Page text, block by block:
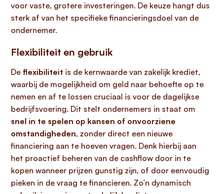
voor vaste, grotere investeringen. De keuze hangt dus
sterk af van het specifieke financieringsdoel van de
ondernemer.
Flexibiliteit en gebruik
De flexibiliteit is de kernwaarde van zakelijk krediet,
waarbij de mogelijkheid om geld naar behoefte op te
nemen en af te lossen cruciaal is voor de dagelijkse
bedrijfsvoering. Dit stelt ondernemers in staat om
snel in te spelen op kansen of onvoorziene
omstandigheden, zonder direct een nieuwe
financiering aan te hoeven vragen. Denk hierbij aan
het proactief beheren van de cashflow door in te
kopen wanneer prijzen gunstig zijn, of door eenvoudig
pieken in de vraag te financieren. Zo’n dynamisch